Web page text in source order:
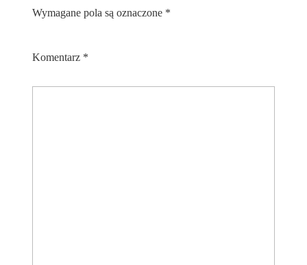
Wymagane pola są oznaczone *
Komentarz *